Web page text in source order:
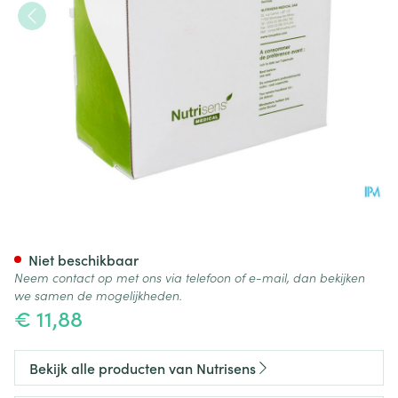
€ 11,88
Niet beschikbaar
Neem contact op met ons via telefoon of e-mail, dan bekijken
we samen de mogelijkheden.
Bekijk alle producten van Nutrisens